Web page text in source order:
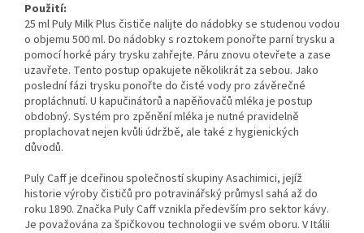
Použití:
25 ml Puly Milk Plus čističe nalijte do nádobky se studenou vodou
o objemu 500 ml. Do nádobky s roztokem ponořte parní trysku a
pomocí horké páry trysku zahřejte. Páru znovu otevřete a zase
uzavřete. Tento postup opakujete několikrát za sebou. Jako
poslední fázi trysku ponořte do čisté vody pro závěrečné
propláchnutí. U kapučinátorů a napěňovačů mléka je postup
obdobný. Systém pro zpěnění mléka je nutné pravidelně
proplachovat nejen kvůli údržbě, ale také z hygienických
důvodů.
Puly Caff je dceřinou společností skupiny Asachimici, jejíž
historie výroby čističů pro potravinářský průmysl sahá až do
roku 1890. Značka Puly Caff vznikla především pro sektor kávy.
Je považována za špičkovou technologii ve svém oboru. V Itálii